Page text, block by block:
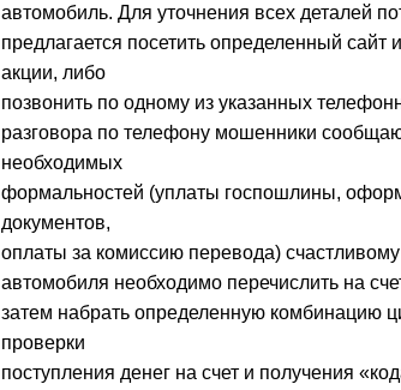
автомобиль. Для уточнения всех деталей
предлагается посетить определенный сайт
акции, либо
позвонить по одному из указанных
разговора по телефону мошенники
необходимых
формальностей (уплаты госпошлины,
документов,
оплаты за комиссию перевода)
автомобиля необходимо перечислить на
затем набрать определенную комбинацию
проверки
поступления денег на счет и получения